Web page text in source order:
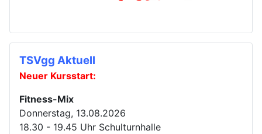
TSVgg Aktuell
Neuer Kursstart:
Fitness-Mix
Donnerstag, 13.08.2026
18.30 - 19.45 Uhr Schulturnhalle